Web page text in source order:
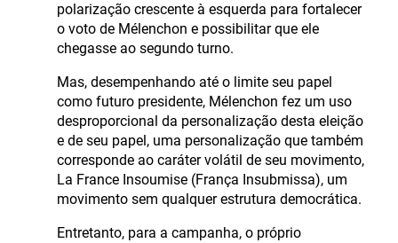
polarização crescente à esquerda para fortalecer
o voto de Mélenchon e possibilitar que ele
chegasse ao segundo turno.
Mas, desempenhando até o limite seu papel
como futuro presidente, Mélenchon fez um uso
desproporcional da personalização desta eleição
e de seu papel, uma personalização que também
corresponde ao caráter volátil de seu movimento,
La France Insoumise (França Insubmissa), um
movimento sem qualquer estrutura democrática.
Entretanto, para a campanha, o próprio